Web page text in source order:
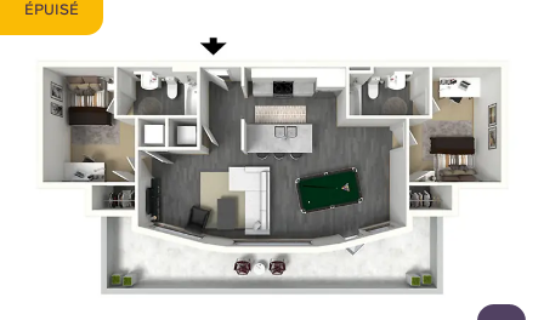
Lieux
Plus
Compte Langue
Chinese Español
Català Deutsch
Italian French
Portuguese
ÉPUISÉ